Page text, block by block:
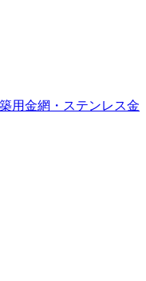
用金網・ステンレス金